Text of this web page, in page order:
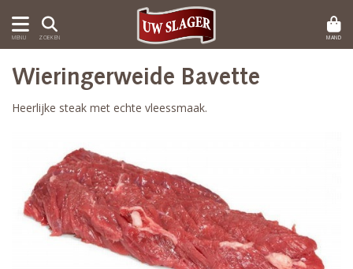
MENU ZOEKEN MAND
Wieringerweide Bavette
Heerlijke steak met echte vleessmaak.